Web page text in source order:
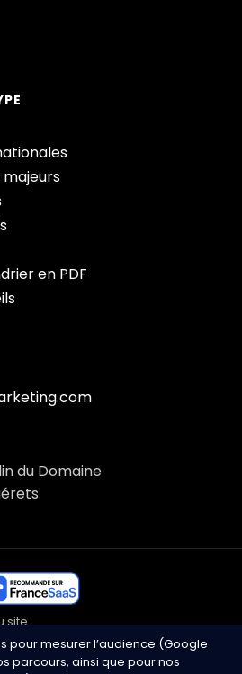
pour mesurer l’audience (Google
parcours, ainsi que pour nos
en PDF
du Domaine
site